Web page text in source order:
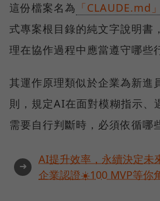
這份檔案名為 「CLAUDE.md」
式專案根目錄的純文字說明書
理在協作過程中應當遵守哪些
其運作原理類似於企業為新進
則，規定AI在面對模糊指示、
需要自行判斷時，必須依循哪
➜
AI提升效率，永續決定未
企業認證☀️100 MVP等你